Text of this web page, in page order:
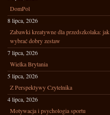
DomPol
8 lipca, 2026
Zabawki kreatywne dla przedszkolaka: jak
wybrać dobry zestaw
7 lipca, 2026
Wielka Brytania
5 lipca, 2026
Z Perspektywy Czytelnika
4 lipca, 2026
Motywacja i psychologia sportu